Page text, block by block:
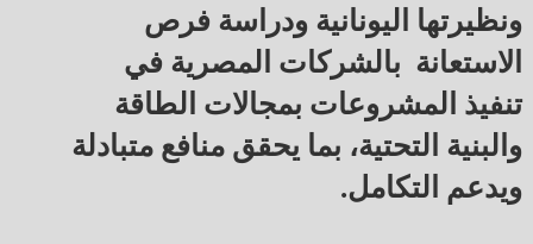
ونظيرتها اليونانية ودراسة فرص
الاستعانة بالشركات المصرية في
تنفيذ المشروعات بمجالات الطاقة
والبنية التحتية، بما يحقق منافع متبادلة
ويدعم التكامل.